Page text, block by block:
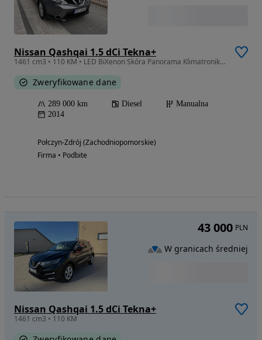
Nissan Qashqai 1.5 dCi Tekna+
1461 cm3 • 110 KM • LED BiXenon Skóra Panorama Klimatronik Tempomat Navi Kamery
Zweryfikowane dane
289 000 km Diesel
Manualna
2014
Połczyn-Zdrój (Zachodniopomorskie)
Firma • Podbite
Nissan Qashqai 1.5 dCi Tekna+
1461 cm3 • 110 KM
43 000 PLN
W granicach średniej